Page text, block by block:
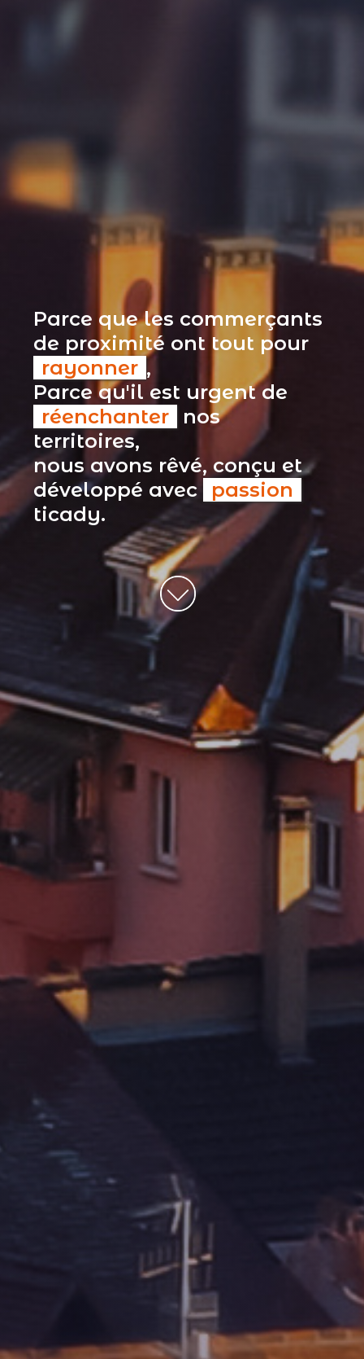
Parce que les commerçants
de proximité ont tout pour
rayonner ,
Parce qu'il est urgent de
réenchanter
nos
territoires,
nous avons rêvé, conçu et
développé avec passion
ticady.